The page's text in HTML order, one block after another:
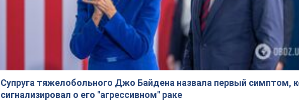
Супруга тяжелобольного Джо Байдена назвала первый симптом,
сигнализировал о его "агрессивном" раке